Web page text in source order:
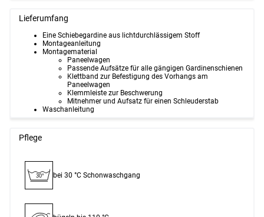
Lieferumfang
Eine Schiebegardine aus lichtdurchlässigem Stoff
Montageanleitung
Montagematerial
Paneelwagen
Passende Aufsätze für alle gängigen Gardinenschienen
Klettband zur Befestigung des Vorhangs am
Paneelwagen
Klemmleiste zur Beschwerung
Mitnehmer und Aufsatz für einen Schleuderstab
Waschanleitung
Pflege
30° bei 30 °C Schon­waschgang